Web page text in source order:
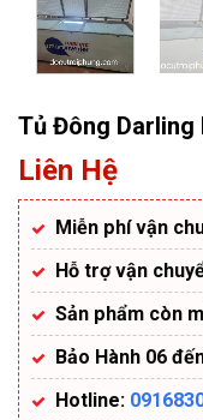
Tủ Đông Darling
Liên Hệ
Miễn phí vận
Hỗ trợ vận
Sản phẩm còn
Bảo Hành 06
Hotline: